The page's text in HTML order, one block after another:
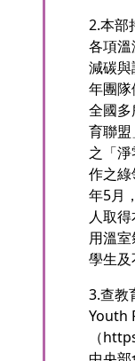
2.本部
各項
減碳
年團
全國
育聯
之「
作之
年5月
人取
用溫
學生及
3.查教
Youth
（